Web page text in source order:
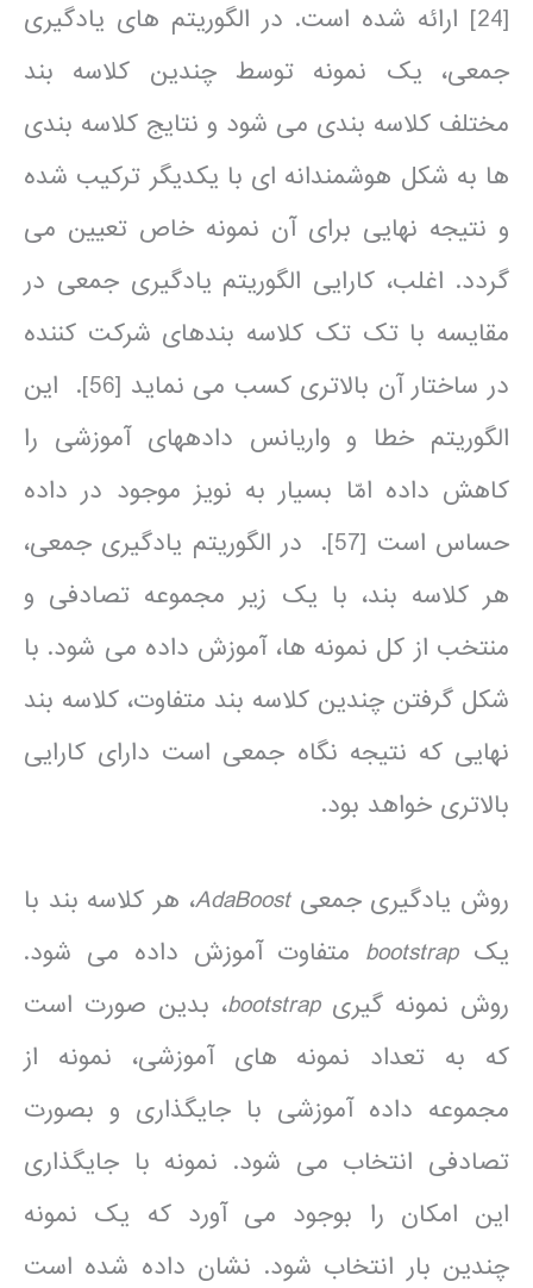
[24] ارائه شده است. در الگوریتم های یادگیری
جمعی، یک نمونه توسط چندین کلاسه بند
مختلف کلاسه بندی می شود و نتایج کلاسه بندی
ها به شکل هوشمندانه ای با یکدیگر ترکیب شده
و نتیجه نهایی برای آن نمونه خاص تعیین می
گردد. اغلب، کارایی الگوریتم یادگیری جمعی در
مقایسه با تک تک کلاسه بندهای شرکت کننده
در ساختار آن بالاتری کسب می نماید [56]. این
الگوریتم خطا و واریانس داده­های آموزشی را
کاهش داده امّا بسیار به نویز موجود در داده
حساس است [57]. در الگوریتم یادگیری جمعی،
هر کلاسه بند، با یک زیر مجموعه تصادفی و
منتخب از کل نمونه ها، آموزش داده می شود. با
شکل گرفتن چندین کلاسه بند متفاوت، کلاسه بند
نهایی که نتیجه نگاه جمعی است دارای کارایی
بالاتری خواهد بود.
روش یادگیری جمعیAdaBoost، هر کلاسه بند با
یکbootstrap متفاوت آموزش داده می شود.
روش نمونه گیریbootstrap، بدین صورت است
که به تعداد نمونه های آموزشی، نمونه از
مجموعه داده آموزشی با جایگذاری و بصورت
تصادفی انتخاب می شود. نمونه با جایگذاری
این امکان را بوجود می آورد که یک نمونه
چندین بار انتخاب شود. نشان داده شده است